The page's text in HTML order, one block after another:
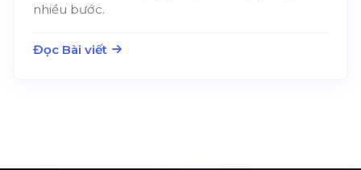
nhiều bước.
Đọc Bài viết